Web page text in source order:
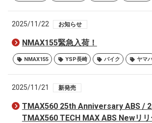
2025/11/22 お知らせ
NMAX155緊急入荷！
NMAX155 YSP長崎 バイク ヤマ
2025/11/21 新発売
TMAX560 25th Anniversary ABS /
TMAX560 TECH MAX ABS Newリ